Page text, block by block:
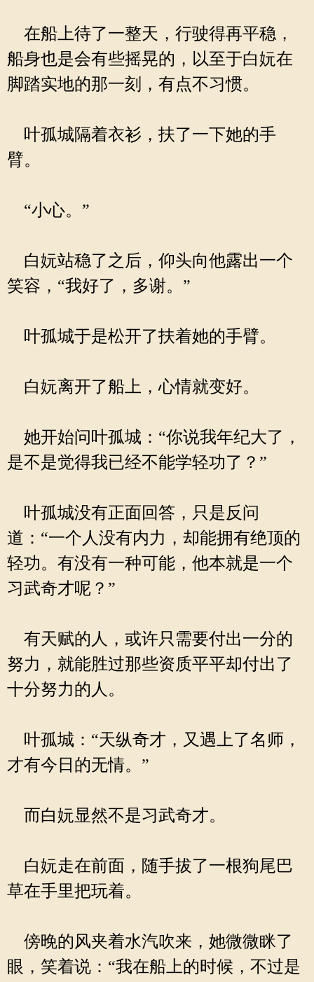
在船上待了一整天，行驶得再平稳，
船身也是会有些摇晃的，以至于白妧在
脚踏实地的那一刻，有点不习惯。
叶孤城隔着衣衫，扶了一下她的手
臂。
“小心。”
白妧站稳了之后，仰头向他露出一个
笑容，“我好了，多谢。”
叶孤城于是松开了扶着她的手臂。
白妧离开了船上，心情就变好。
她开始问叶孤城：“你说我年纪大了，
是不是觉得我已经不能学轻功了？”
叶孤城没有正面回答，只是反问
道：“一个人没有内力，却能拥有绝顶的
轻功。有没有一种可能，他本就是一个
习武奇才呢？”
有天赋的人，或许只需要付出一分的
努力，就能胜过那些资质平平却付出了
十分努力的人。
叶孤城：“天纵奇才，又遇上了名师，
才有今日的无情。”
而白妧显然不是习武奇才。
白妧走在前面，随手拔了一根狗尾巴
草在手里把玩着。
傍晚的风夹着水汽吹来，她微微眯了
眼，笑着说：“我在船上的时候，不过是